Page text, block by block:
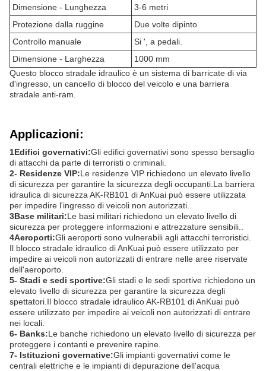
Dimensione - Lunghezza
3-6 metri
Protezione dalla ruggine
Due volte dipinto
Controllo manuale
Si ', a pedali.
Dimensione - Larghezza
1000 mm
Questo blocco stradale idraulico è un sistema di barricate di via
d'ingresso, un cancello di blocco del veicolo e una barriera
stradale anti-ram.
Applicazioni:
1Edifici governativi:Gli edifici governativi sono spesso bersaglio
di attacchi da parte di terroristi o criminali.
2- Residenze VIP:Le residenze VIP richiedono un elevato livello
di sicurezza per garantire la sicurezza degli occupanti.La barriera
idraulica di sicurezza AK-RB101 di AnKuai può essere utilizzata
per impedire l'ingresso di veicoli non autorizzati..
3Base militari:Le basi militari richiedono un elevato livello di
sicurezza per proteggere informazioni e attrezzature sensibili..
4Aeroporti:Gli aeroporti sono vulnerabili agli attacchi terroristici.
Il blocco stradale idraulico di AnKuai può essere utilizzato per
impedire ai veicoli non autorizzati di entrare nelle aree riservate
dell'aeroporto.
5- Stadi e sedi sportive:Gli stadi e le sedi sportive richiedono un
elevato livello di sicurezza per garantire la sicurezza degli
spettatori.Il blocco stradale idraulico AK-RB101 di AnKuai può
essere utilizzato per impedire ai veicoli non autorizzati di entrare
nei locali.
6- Banks:Le banche richiedono un elevato livello di sicurezza per
proteggere i contanti e prevenire rapine.
7- Istituzioni governative:Gli impianti governativi come le
centrali elettriche e le impianti di depurazione dell'acqua